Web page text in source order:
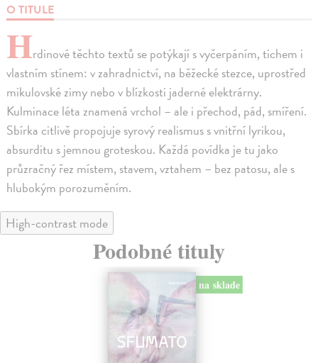
O TITULE
Hrdinové těchto textů se potýkají s vyčerpáním, tichem i
vlastním stínem: v zahradnictví, na běžecké stezce, uprostřed
mikulovské zimy nebo v blízkosti jaderné elektrárny.
Kulminace léta znamená vrchol – ale i přechod, pád, smíření.
Sbírka citlivě propojuje syrový realismus s vnitřní lyrikou,
absurditu s jemnou groteskou. Každá povídka je tu jako
průzračný řez místem, stavem, vztahem – bez patosu, ale s
hlubokým porozuměním.
High-contrast mode
Podobné tituly
na sklade